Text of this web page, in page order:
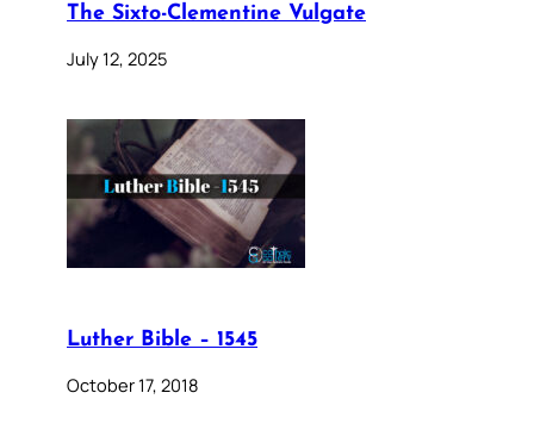
The Sixto-Clementine Vulgate
July 12, 2025
Luther Bible – 1545
October 17, 2018